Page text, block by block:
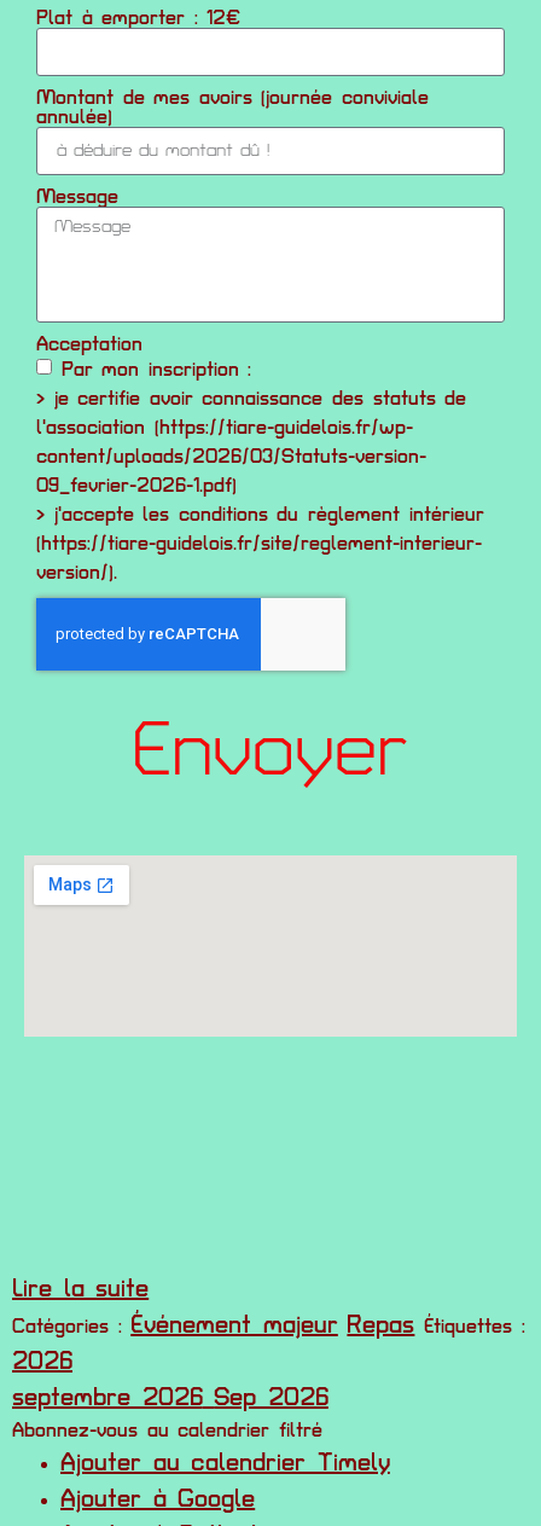
Plat à emporter : 12€
Montant de mes avoirs (journée conviviale
annulée)
Message
Acceptation
Par mon inscription :
> je certifie avoir connaissance des statuts de
l'association (https://tiare-guidelois.fr/wp-
content/uploads/2026/03/Statuts-version-
09_fevrier-2026-1.pdf)
> j'accepte les conditions du règlement intérieur
(https://tiare-guidelois.fr/site/reglement-interieur-
version/).
Envoyer
Lire la suite
Catégories : Événement majeur Repas Étiquettes :
2026
septembre 2026 Sep 2026
Abonnez-vous au calendrier filtré
Ajouter au calendrier Timely
Ajouter à Google